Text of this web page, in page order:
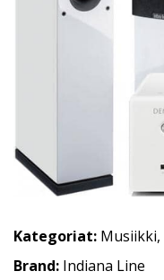
Kategoriat: Musiikki,
Brand: Indiana Line